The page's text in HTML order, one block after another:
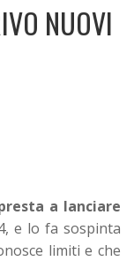
NUOVI
a lanciare
e lo fa sospinta
limiti e che